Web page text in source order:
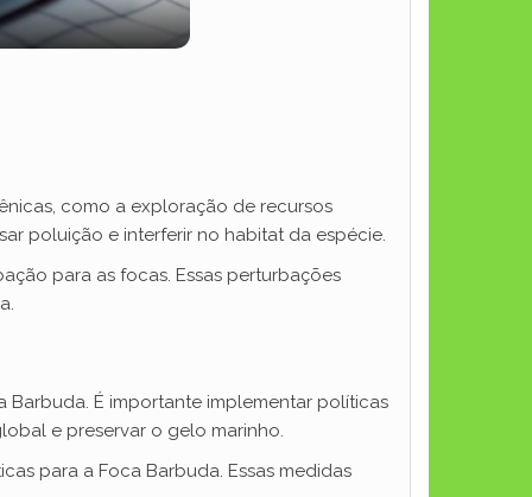
como a exploração de recursos
poluição e interferir no habitat da espécie.
para as focas. Essas perturbações
Barbuda. É importante implementar políticas
e preservar o gelo marinho.
para a Foca Barbuda. Essas medidas